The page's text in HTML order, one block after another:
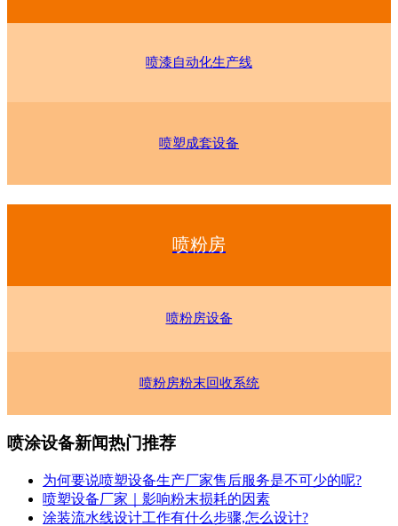
喷漆自动化生产线
喷塑成套设备
喷粉房
喷粉房设备
喷粉房粉末回收系统
喷涂设备新闻热门推荐
为何要说喷塑设备生产厂家售后服务是不可少的呢?
喷塑设备厂家｜影响粉末损耗的因素
涂装流水线设计工作有什么步骤,怎么设计?